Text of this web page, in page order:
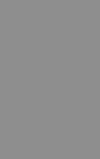
— все